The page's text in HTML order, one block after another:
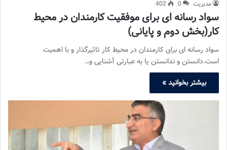
مدیریت 0
402
سواد رسانه ای برای موفقیت کارمندان در محیط
کار(بخش دوم و پایانی)
سواد رسانه ای برای کارمندان در محیط کار تاثیرگذار و با اهمیت
است.دانستن و ندانستن یا به عبارتی آشنایی و…
بیشتر بخوانید »